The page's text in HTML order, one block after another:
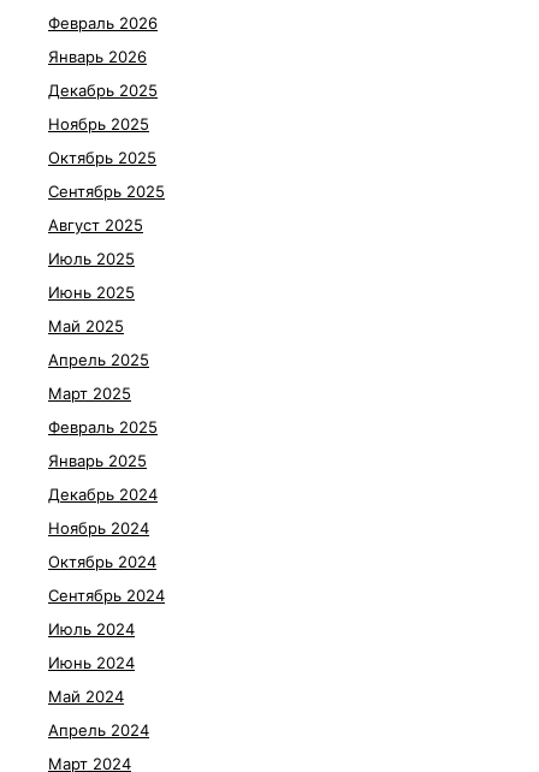
Февраль 2026
Январь 2026
Декабрь 2025
Ноябрь 2025
Октябрь 2025
Сентябрь 2025
Август 2025
Июль 2025
Июнь 2025
Май 2025
Апрель 2025
Март 2025
Февраль 2025
Январь 2025
Декабрь 2024
Ноябрь 2024
Октябрь 2024
Сентябрь 2024
Июль 2024
Июнь 2024
Май 2024
Апрель 2024
Март 2024